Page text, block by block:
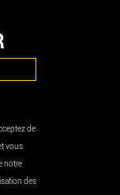
de
vous
notre
des